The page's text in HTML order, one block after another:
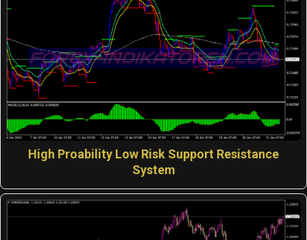
High Proability Low Risk Support Resistance
System